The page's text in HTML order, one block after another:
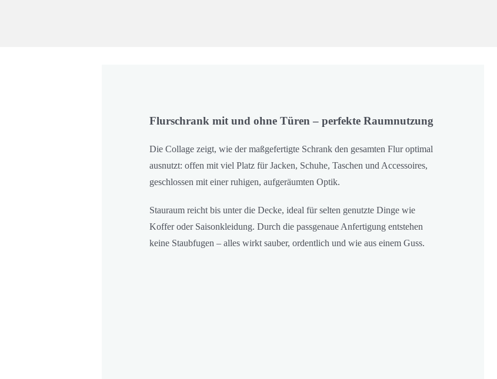
Flurschrank mit und ohne Türen – perfekte Raumnutzung
Die Collage zeigt, wie der maßgefertigte Schrank den gesamten Flur optimal
ausnutzt: offen mit viel Platz für Jacken, Schuhe, Taschen und Accessoires,
geschlossen mit einer ruhigen, aufgeräumten Optik.
Stauraum reicht bis unter die Decke, ideal für selten genutzte Dinge wie
Koffer oder Saisonkleidung. Durch die passgenaue Anfertigung entstehen
keine Staubfugen – alles wirkt sauber, ordentlich und wie aus einem Guss.